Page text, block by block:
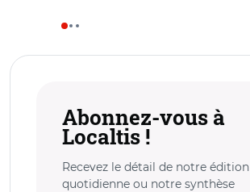
Abonnez-vous à
Localtis !
Recevez le détail de notre édition
quotidienne ou notre synthèse